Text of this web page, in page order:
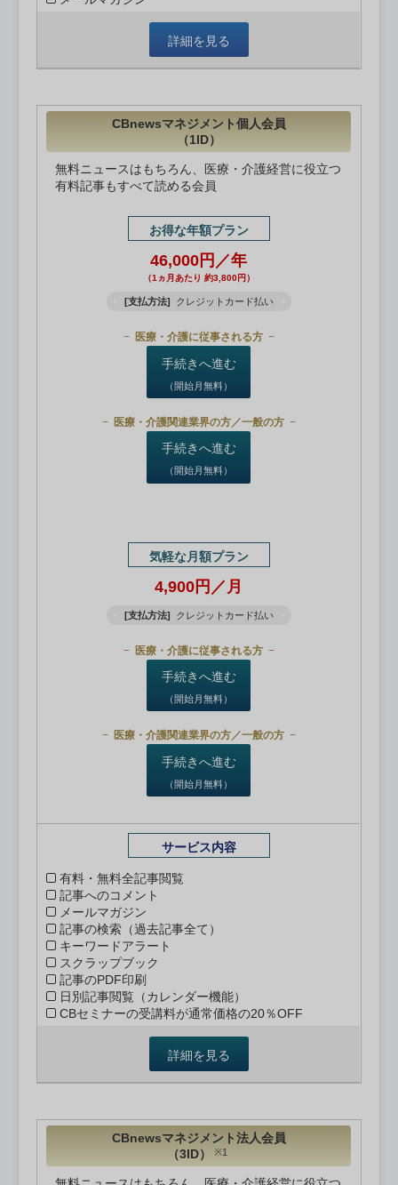
詳細を見る
CBnewsマネジメント個人会員
（1ID）
無料ニュースはもちろん、医療・介護経営に役立つ
有料記事もすべて読める会員
お得な年額プラン
46,000円／年
（1ヵ月あたり 約3,800円）
[支払方法] クレジットカード払い
医療・介護に従事される方
手続きへ進む
（開始月無料）
医療・介護関連業界の方／一般の方
手続きへ進む
（開始月無料）
気軽な月額プラン
4,900円／月
[支払方法] クレジットカード払い
医療・介護に従事される方
手続きへ進む
（開始月無料）
医療・介護関連業界の方／一般の方
手続きへ進む
（開始月無料）
サービス内容
有料・無料全記事閲覧
記事へのコメント
メールマガジン
記事の検索（過去記事全て）
キーワードアラート
スクラップブック
記事のPDF印刷
日別記事閲覧（カレンダー機能）
CBセミナーの受講料が通常価格の20％OFF
詳細を見る
CBnewsマネジメント法人会員
（3ID）
※1